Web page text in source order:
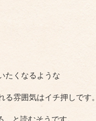
たくなるような
雰囲気はイチ押しです。